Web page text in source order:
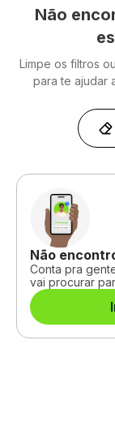
Não
Limpe os filtros
para te ajudar
Não
Conta pra
vai procurar